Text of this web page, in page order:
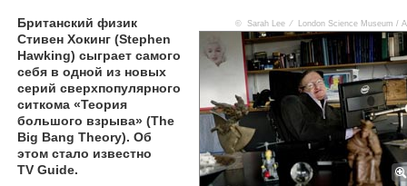
© Sarah Lee ⁄ London Science Museum /
Британский физик
Стивен Хокинг (Stephen
Hawking) сыграет самого
себя в одной из новых
серий сверхпопулярного
ситкома «Теория
большого взрыва» (The
Big Bang Theory). Об
этом стало известно
TV Guide.